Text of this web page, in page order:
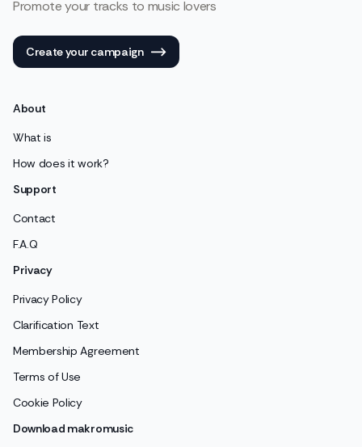
Promote your tracks to music lovers
Create your campaign
About
What is
How does it work?
Support
Contact
F.A.Q
Privacy
Privacy Policy
Clarification Text
Membership Agreement
Terms of Use
Cookie Policy
Download makromusic